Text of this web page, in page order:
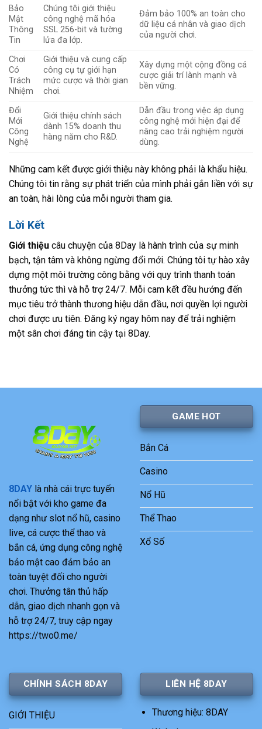
Bảo
Mật
Thông
Tin
Chúng tôi giới thiệu
công nghệ mã hóa
SSL 256-bit và tường
lửa đa lớp.
Đảm bảo 100% an toàn cho
dữ liệu cá nhân và giao dịch
của người chơi.
Chơi
Có
Trách
Nhiệm
Giới thiệu và cung cấp
công cụ tự giới hạn
mức cược và thời gian
chơi.
Xây dựng một cộng đồng cá
cược giải trí lành mạnh và
bền vững.
Đổi
Mới
Công
Nghệ
Giới thiệu chính sách
dành 15% doanh thu
hàng năm cho R&D.
Dẫn đầu trong việc áp dụng
công nghệ mới hiện đại để
nâng cao trải nghiệm người
dùng.
Những cam kết được giới thiệu này không phải là khẩu hiệu.
Chúng tôi tin rằng sự phát triển của mình phải gắn liền với sự
an toàn, hài lòng của mỗi người tham gia.
Lời Kết
Giới thiệu câu chuyện của 8Day là hành trình của sự minh
bạch, tận tâm và không ngừng đổi mới. Chúng tôi tự hào xây
dựng một môi trường công bằng với quy trình thanh toán
thưởng tức thì và hỗ trợ 24/7. Mỗi cam kết đều hướng đến
mục tiêu trở thành thương hiệu dẫn đầu, nơi quyền lợi người
chơi được ưu tiên. Đăng ký ngay hôm nay để trải nghiệm
một sân chơi đáng tin cậy tại 8Day.
8DAY là nhà cái trực tuyến
nổi bật với kho game đa
dạng như slot nổ hũ, casino
live, cá cược thể thao và
bắn cá, ứng dụng công nghệ
bảo mật cao đảm bảo an
toàn tuyệt đối cho người
chơi. Thưởng tân thủ hấp
dẫn, giao dịch nhanh gọn và
hỗ trợ 24/7, truy cập ngay
https://two0.me/
GAME HOT
Bắn Cá
Casino
Nổ Hũ
Thể Thao
Xổ Số
CHÍNH SÁCH 8DAY
GIỚI THIỆU
LIÊN HỆ 8DAY
Thương hiệu: 8DAY